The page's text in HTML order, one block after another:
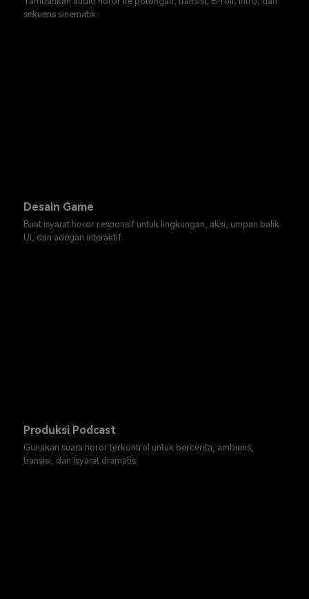
sekuens sinematik.
Desain Game
Buat isyarat horor responsif untuk lingkungan, aksi, umpan balik
UI, dan adegan interaktif.
Produksi Podcast
Gunakan suara horor terkontrol untuk bercerita, ambiens,
transisi, dan isyarat dramatis.